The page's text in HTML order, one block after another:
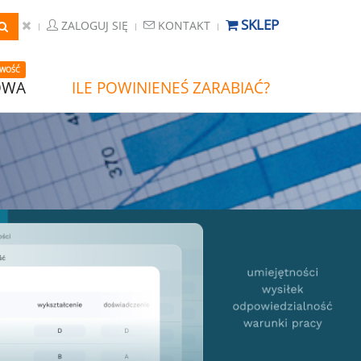
ZALOGUJ SIĘ KONTAKT SKLEP
ILE POWINIENEŚ ZARABIAĆ?